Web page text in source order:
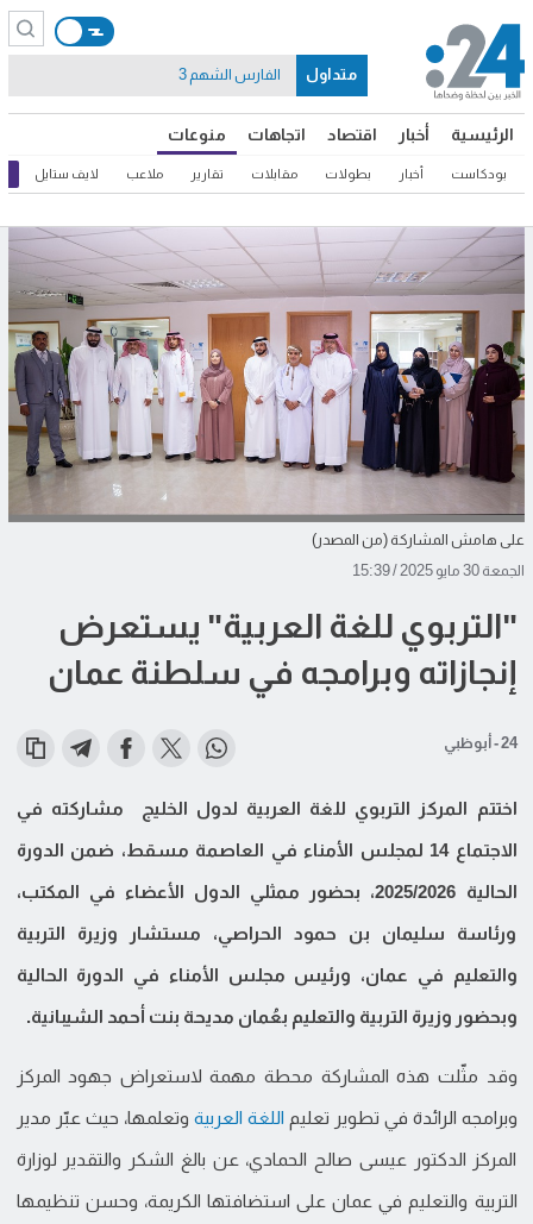
الرئيسية أخبار اقتصاد اتجاهات منوعات
بودكاست أخبار بطولات مقابلات تقارير ملاعب لايف ستايل
متداول الفارس الشهم 3
على هامش المشاركة (من المصدر)
الجمعة 30 مايو 2025 / 15:39
"التربوي للغة العربية" يستعرض
إنجازاته وبرامجه في سلطنة عمان
24 - أبوظبي
اختتم المركز التربوي للغة العربية لدول الخليج مشاركته في
الاجتماع 14 لمجلس الأمناء في العاصمة مسقط، ضمن الدورة
الحالية 2025/2026، بحضور ممثلي الدول الأعضاء في المكتب،
ورئاسة سليمان بن حمود الحراصي، مستشار وزيرة التربية
والتعليم في عمان، ورئيس مجلس الأمناء في الدورة الحالية
وبحضور وزيرة التربية والتعليم بعُمان مديحة بنت أحمد الشيبانية.
وقد مثّلت هذه المشاركة محطة مهمة لاستعراض جهود المركز
وبرامجه الرائدة في تطوير تعليم اللغة العربية وتعلمها، حيث عبّر مدير
المركز الدكتور عيسى صالح الحمادي، عن بالغ الشكر والتقدير لوزارة
التربية والتعليم في عمان على استضافتها الكريمة، وحسن تنظيمها